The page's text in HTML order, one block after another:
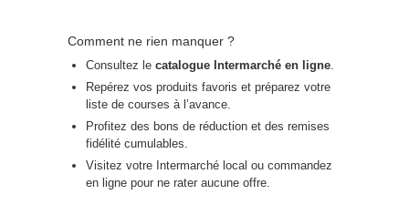
Comment ne rien manquer ?
Consultez le catalogue Intermarché en ligne
Repérez vos produits favoris et préparez votre
liste de courses à l’avance.
Profitez des bons de réduction et des remises
fidélité cumulables.
Visitez votre Intermarché local ou commandez
en ligne pour ne rater aucune offre.